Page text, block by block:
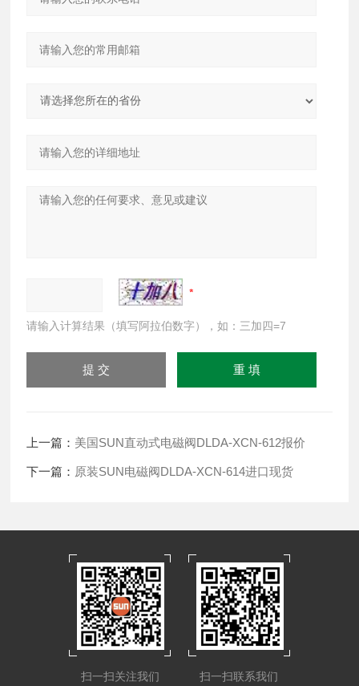
请输入计算结果（填写阿拉伯数字），如：三加四=7
上一篇： 美国SUN直动式电磁阀DLDA-XCN-612报价
下一篇： 原装SUN电磁阀DLDA-XCN-614进口现货
扫一扫关注我们 扫一扫联系我们